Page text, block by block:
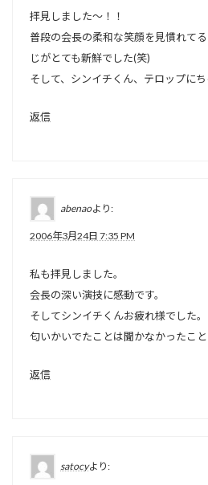
拝見しました～！！
普段の会長の柔和な笑顔を見慣れて
じがとても新鮮でした(笑)
そして、シンイチくん、テロップに
返信
abenaoより:
2006年3月24日 7:35 PM
私も拝見しました。
会長の深い演技に感動です。
そしてシンイチくんお疲れ様でした。
匂いかいでたことは聞かなかったこと
返信
satocyより: